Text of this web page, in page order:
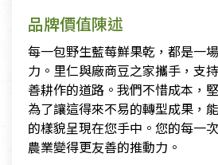
品牌價值陳述
每一包野生藍莓鮮果乾，都是一
力。里仁與廠商豆之家攜手，支
善耕作的道路。我們不惜成本，
為了讓這得來不易的轉型成果，
的樣貌呈現在您手中。您的每一
農業變得更友善的推動力。